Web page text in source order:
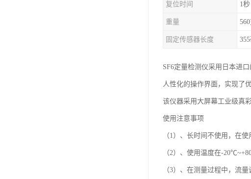
复位时间 1秒
重量
固定传感器长度
SF6定量检测仪采用日本进
人性化的操作界面，实现了
该仪器采用大屏幕工业级真
使用注意事项
（1）、长时间不使用，在
（2）、使用温度在-
（3）、在测量过程中，流